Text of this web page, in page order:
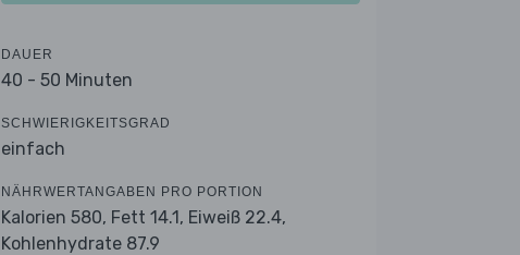
DAUER
40 - 50 Minuten
SCHWIERIGKEITSGRAD
einfach
NÄHRWERTANGABEN PRO PORTION
Kalorien 580, Fett 14.1, Eiweiß 22.4,
Kohlenhydrate 87.9